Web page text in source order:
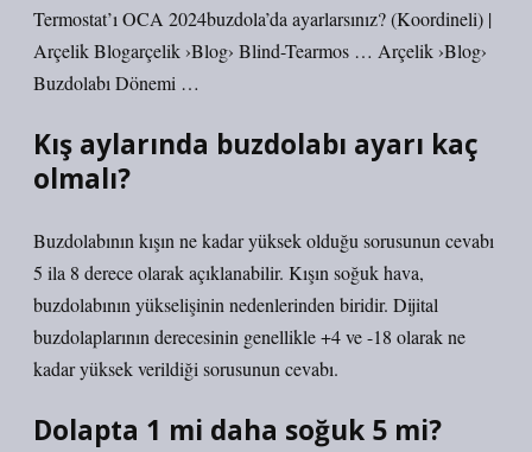
Termostat’ı OCA 2024buzdola’da ayarlarsınız? (Koordineli) |
Arçelik Blogarçelik ›Blog› Blind-Tearmos … Arçelik ›Blog›
Buzdolabı Dönemi …
Kış aylarında buzdolabı ayarı kaç
olmalı?
Buzdolabının kışın ne kadar yüksek olduğu sorusunun cevabı
5 ila 8 derece olarak açıklanabilir. Kışın soğuk hava,
buzdolabının yükselişinin nedenlerinden biridir. Dijital
buzdolaplarının derecesinin genellikle +4 ve -18 olarak ne
kadar yüksek verildiği sorusunun cevabı.
Dolapta 1 mi daha soğuk 5 mi?